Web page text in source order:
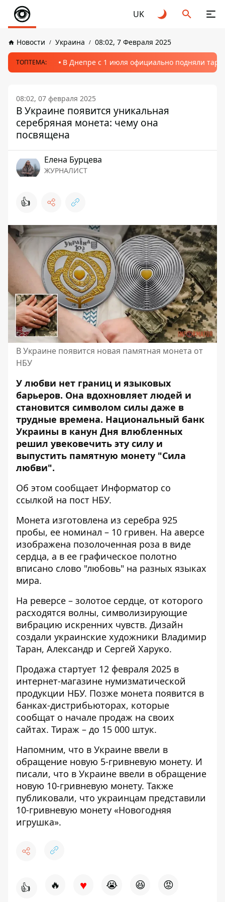
UK
Новости Украина 08:02, 7 Февраля 2025
ТОПТЕМА: В Днепре с 1 июля официально подняли
08:02, 07 февраля 2025
В Украине появится уникальная
серебряная монета: чему она
посвящена
Елена Бурцева
ЖУРНАЛИСТ
👍
В Украине появится новая памятная монета от
НБУ
У любви нет границ и языковых
барьеров. Она вдохновляет людей и
становится символом силы даже в
трудные времена. Национальный банк
Украины в канун Дня влюбленных
решил увековечить эту силу и
выпустить памятную монету "Сила
любви".
Об этом сообщает Информатор со
ссылкой на пост НБУ.
Монета изготовлена ​​из серебра 925
пробы, ее номинал – 10 гривен. На аверсе
изображена позолоченная роза в виде
сердца, а в ее графическое полотно
вписано слово "любовь" на разных языках
мира.
На реверсе – золотое сердце, от которого
расходятся волны, символизирующие
вибрацию искренних чувств. Дизайн
создали украинские художники Владимир
Таран, Александр и Сергей Харуко.
Продажа стартует 12 февраля 2025 в
интернет-магазине нумизматической
продукции НБУ. Позже монета появится в
банках-дистрибьюторах, которые
сообщат о начале продаж на своих
сайтах. Тираж – до 15 000 штук.
Напомним, что в Украине ввели в
обращение новую 5-гривневую монету. И
писали, что в Украине ввели в обращение
новую 10-гривневую монету. Также
публиковали, что украинцам представили
10-гривневую монету «Новогодняя
игрушка».
👍 🔥 ♥ 😭 😆 😡